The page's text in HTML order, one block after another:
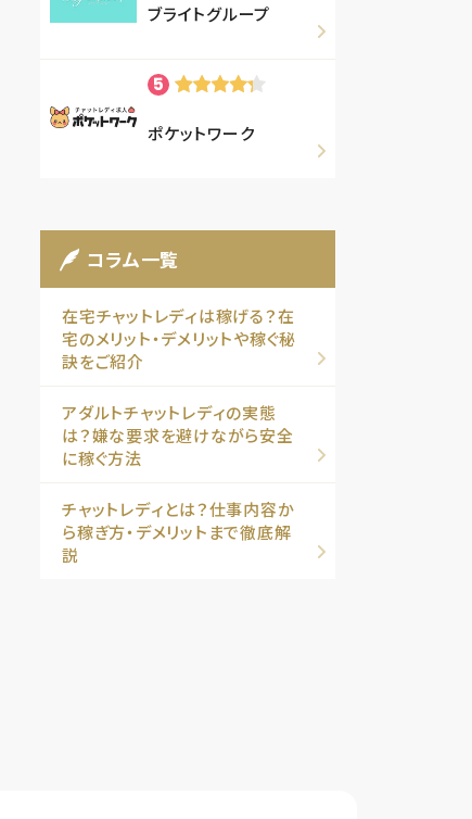
ブライトグループ
ポケットワーク
コラム一覧
在宅チャットレディは稼げる？在
宅のメリット・デメリットや稼ぐ秘
訣をご紹介
アダルトチャットレディの実態
は？嫌な要求を避けながら安全
に稼ぐ方法
チャットレディとは？仕事内容か
ら稼ぎ方・デメリットまで徹底解
説